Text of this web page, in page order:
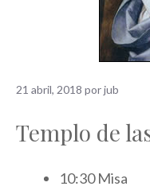
21 abril, 2018 porjub
Templo de
10:30 Misa